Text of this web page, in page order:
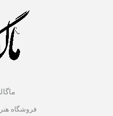
ماگالری
فروشگاه هنری